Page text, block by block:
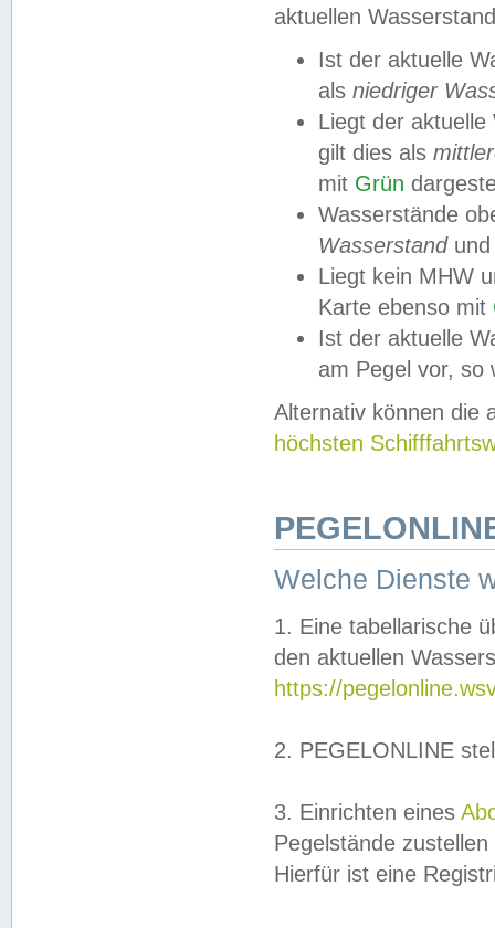
aktuellen
Ist der aktuelle
als niedriger
Liegt der
gilt dies als
mit Grün
Wasserstände
Wasserstandund
Liegt kein MHW
Karte ebenso mit
Ist der aktuelle
am Pegel vor,
Alternativ können die
höchsten
Welche Dienste
1. Eine tabellarische
den aktuellen
https://
2. PEGELONLINE
3. Einrichten eines
Pegelstände
Hierfür ist eine